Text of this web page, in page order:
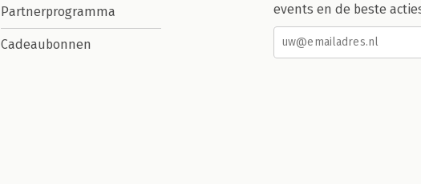
Partnerprogramma
Cadeaubonnen
events en de beste